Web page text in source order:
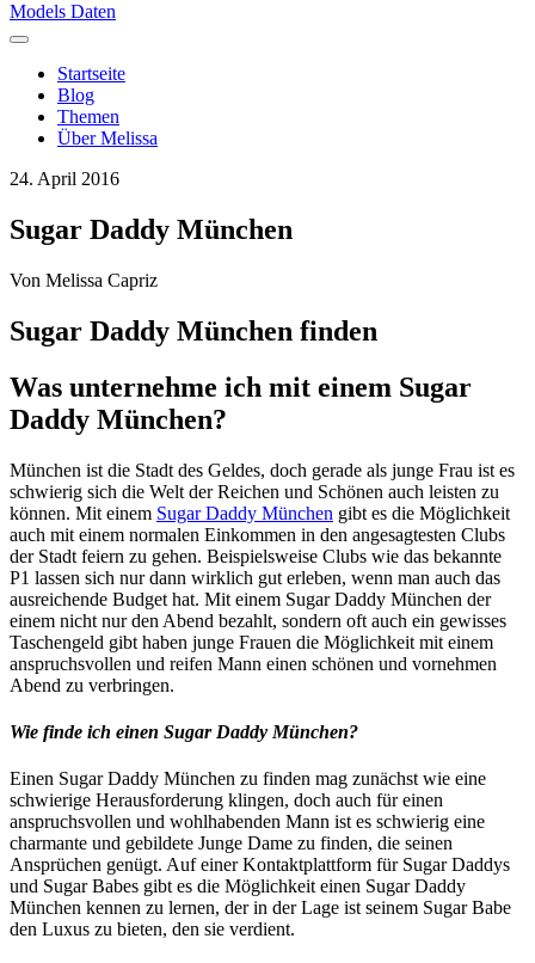
Models Daten
Startseite
Blog
Themen
Über Melissa
24. April 2016
Sugar Daddy München
Von Melissa Capriz
Sugar Daddy München finden
Was unternehme ich mit einem Sugar
Daddy München?
München ist die Stadt des Geldes, doch gerade als junge Frau ist es
schwierig sich die Welt der Reichen und Schönen auch leisten zu
können. Mit einem Sugar Daddy München gibt es die Möglichkeit
auch mit einem normalen Einkommen in den angesagtesten Clubs
der Stadt feiern zu gehen. Beispielsweise Clubs wie das bekannte
P1 lassen sich nur dann wirklich gut erleben, wenn man auch das
ausreichende Budget hat. Mit einem Sugar Daddy München der
einem nicht nur den Abend bezahlt, sondern oft auch ein gewisses
Taschengeld gibt haben junge Frauen die Möglichkeit mit einem
anspruchsvollen und reifen Mann einen schönen und vornehmen
Abend zu verbringen.
Wie finde ich einen Sugar Daddy München?
Einen Sugar Daddy München zu finden mag zunächst wie eine
schwierige Herausforderung klingen, doch auch für einen
anspruchsvollen und wohlhabenden Mann ist es schwierig eine
charmante und gebildete Junge Dame zu finden, die seinen
Ansprüchen genügt. Auf einer Kontaktplattform für Sugar Daddys
und Sugar Babes gibt es die Möglichkeit einen Sugar Daddy
München kennen zu lernen, der in der Lage ist seinem Sugar Babe
den Luxus zu bieten, den sie verdient.